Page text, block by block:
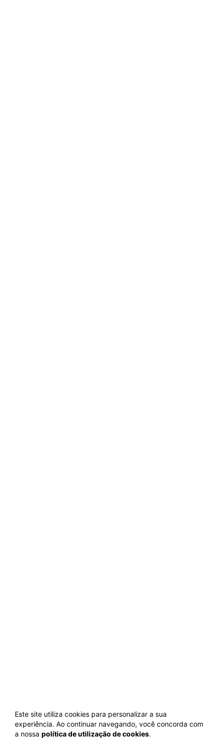
Este site utiliza cookies para personalizar a sua
experiência. Ao continuar navegando, você concorda com
a nossa política de utilização de cookies.